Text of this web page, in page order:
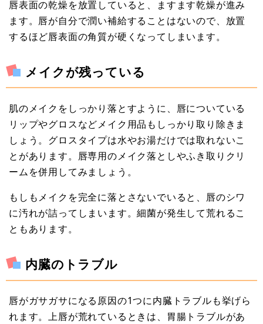
唇表面の乾燥を放置していると、ますます乾燥が進み
ます。唇が自分で潤い補給することはないので、放置
するほど唇表面の角質が硬くなってしまいます。
メイクが残っている
肌のメイクをしっかり落とすように、唇についている
リップやグロスなどメイク用品もしっかり取り除きま
しょう。グロスタイプは水やお湯だけでは取れないこ
とがあります。唇専用のメイク落としやふき取りクリ
ームを併用してみましょう。
もしもメイクを完全に落とさないでいると、唇のシワ
に汚れが詰ってしまいます。細菌が発生して荒れるこ
ともあります。
内臓のトラブル
唇がガサガサになる原因の1つに内臓トラブルも挙げら
れます。上唇が荒れているときは、胃腸トラブルがあ